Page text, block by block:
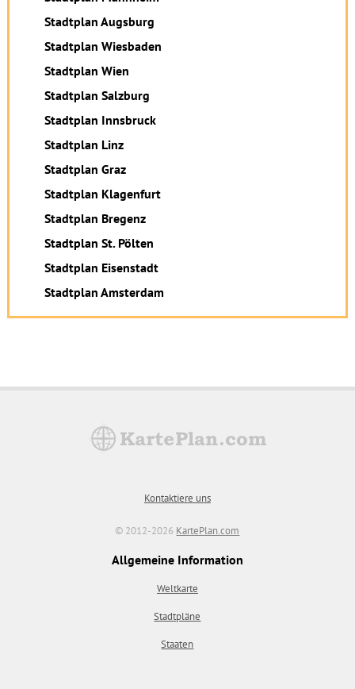
Stadtplan Augsburg
Stadtplan Wiesbaden
Stadtplan Wien
Stadtplan Salzburg
Stadtplan Innsbruck
Stadtplan Linz
Stadtplan Graz
Stadtplan Klagenfurt
Stadtplan Bregenz
Stadtplan St. Pölten
Stadtplan Eisenstadt
Stadtplan Amsterdam
Kontaktiere uns
© 2012-2026 KartePlan.com
Allgemeine Information
Weltkarte
Stadtpläne
Staaten